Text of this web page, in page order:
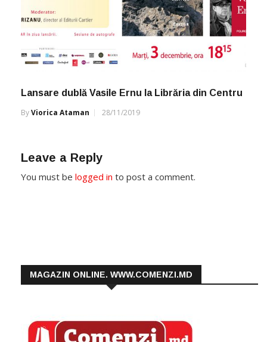
Lansare dublă Vasile Ernu la Librăria din Centru
ByViorica Ataman 28/11/2019
Leave a Reply
You must be logged in to post a comment.
MAGAZIN ONLINE. WWW.COMENZI.MD